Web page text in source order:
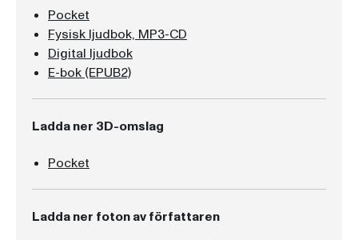
Pocket
Fysisk ljudbok, MP3-CD
Digital ljudbok
E-bok (EPUB2)
Ladda ner 3D-omslag
Pocket
Ladda ner foton av författaren